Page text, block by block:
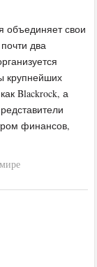
объединяет свои
два
крупнейших
Blackrock, а
финансов,